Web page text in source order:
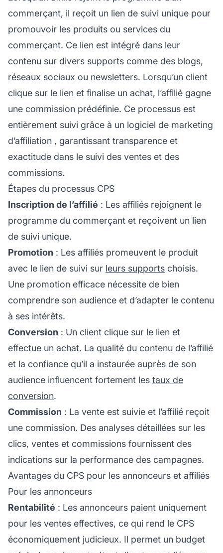
commerçant, il reçoit un lien de suivi unique pour
promouvoir les produits ou services du
commerçant. Ce lien est intégré dans leur
contenu sur divers supports comme des blogs,
réseaux sociaux ou newsletters. Lorsqu’un client
clique sur le lien et finalise un achat, l’affilié gagne
une commission prédéfinie. Ce processus est
entièrement suivi grâce à un logiciel de marketing
d’affiliation , garantissant transparence et
exactitude dans le suivi des ventes et des
commissions.
Étapes du processus CPS
Inscription de l’affilié : Les affiliés rejoignent le
programme du commerçant et reçoivent un lien
de suivi unique.
Promotion : Les affiliés promeuvent le produit
avec le lien de suivi sur leurs supports choisis.
Une promotion efficace nécessite de bien
comprendre son audience et d’adapter le contenu
à ses intérêts.
Conversion : Un client clique sur le lien et
effectue un achat. La qualité du contenu de l’affilié
et la confiance qu’il a instaurée auprès de son
audience influencent fortement les taux de
conversion.
Commission : La vente est suivie et l’affilié reçoit
une commission. Des analyses détaillées sur les
clics, ventes et commissions fournissent des
indications sur la performance des campagnes.
Avantages du CPS pour les annonceurs et affiliés
Pour les annonceurs
Rentabilité : Les annonceurs paient uniquement
pour les ventes effectives, ce qui rend le CPS
économiquement judicieux. Il permet un budget